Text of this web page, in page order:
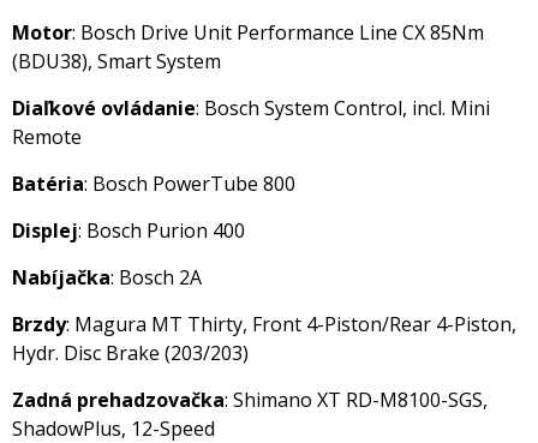
Motor: Bosch Drive Unit Performance Line CX 85Nm
(BDU38), Smart System
Diaľkové ovládanie: Bosch System Control, incl. Mini
Remote
Batéria: Bosch PowerTube 800
Displej: Bosch Purion 400
Nabíjačka: Bosch 2A
Brzdy: Magura MT Thirty, Front 4-Piston/Rear 4-Piston,
Hydr. Disc Brake (203/203)
Zadná prehadzovačka: Shimano XT RD-M8100-SGS,
ShadowPlus, 12-Speed